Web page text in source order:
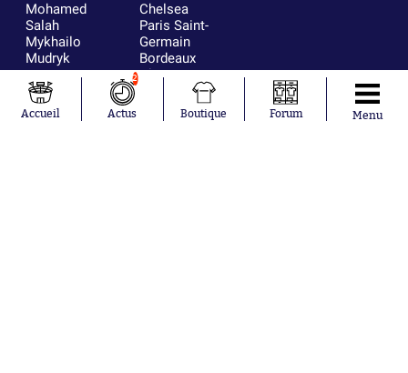
Mohamed
Salah
Mykhailo
Mudryk
Neymar
Khalis Merah
Loïs Openda
Chelsea
Paris Saint-
Germain
Bordeaux
Olympique
Real Madrid
Accueil
2
Actus Boutique Forum Menu